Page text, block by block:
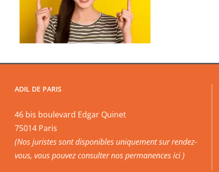
ADIL DE PARIS
46 bis boulevard Edgar Quinet
75014 Paris
(Nos juristes sont disponibles uniquement sur rendez-
vous, vous pouvezconsulter nos permanences ici )